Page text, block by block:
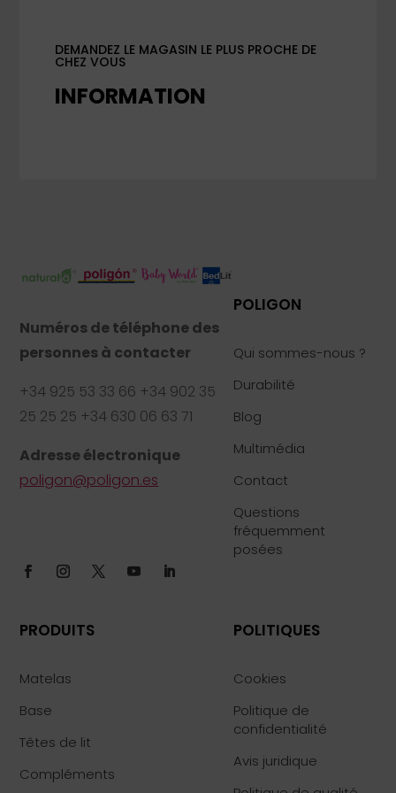
DEMANDEZ LE MAGASIN LE PLUS PROCHE DE
CHEZ VOUS
INFORMATION
Numéros de téléphone des
personnes à contacter
+34 925 53 33 66 +34 902 35
25 25 25 +34 630 06 63 71
Adresse électronique
poligon@poligon.es
POLIGON
Qui sommes-nous ?
Durabilité
Blog
Multimédia
Contact
Questions
fréquemment
posées
PRODUITS
Matelas
Base
Têtes de lit
Compléments
POLITIQUES
Cookies
Politique de
confidentialité
Avis juridique